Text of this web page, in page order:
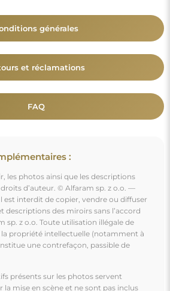
générales
et réclamations
FAQ
:
les photos ainsi que les descriptions
d’auteur. © Alfaram sp. z o.o. —
est interdit de copier, vendre ou diffuser
descriptions des miroirs sans l’accord
sp. z o.o. Toute utilisation illégale de
propriété intellectuelle (notamment à
une contrefaçon, passible de
présents sur les photos servent
mise en scène et ne sont pas inclus